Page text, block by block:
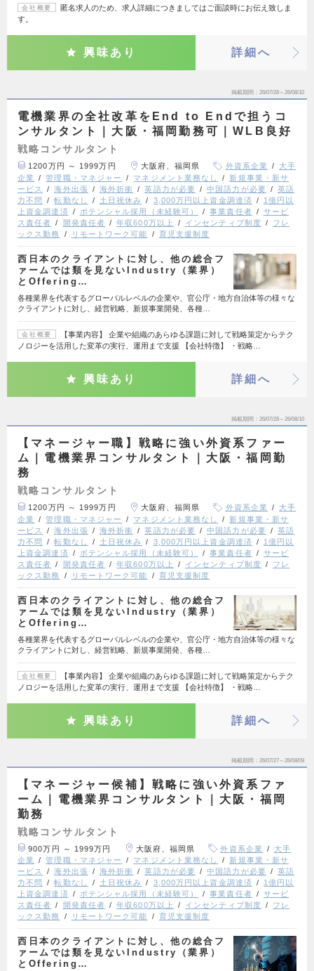
会社概要
匿名求人のため、求人詳細につきましてはご面談時にお伝え致しま
す。
興味あり 詳細へ
掲載期間 26/07/28～26/08/10
電機業界の全社改革をEnd to Endで担うコ
ンサルタント｜大阪・福岡勤務可｜WLB良好
戦略コンサルタント
1200万円 ～ 1999万円 大阪府、福岡県 外資系企業
大手
企業
管理職・マネジャー マネジメント業務なし
新規事業・新サ
ービス
海外出張 海外折衝 英語力が必要 中国語力が必要
英語
力不問
転勤なし 土日祝休み 3,000万円以上資金調達済
1億円以
上資金調達済
ポテンシャル採用（未経験可） 事業責任者
サービ
ス責任者
開発責任者 年収600万以上 インセンティブ制度
フレ
ックス勤務
リモートワーク可能 育児支援制度
西日本のクライアントに対し、他の総合フ
ァームでは類を見ないIndustry（業界）
とOffering…
各種業界を代表するグローバルレベルの企業や、官公庁・地方自治体等の様々な
クライアントに対し、経営戦略、新規事業開発、各種…
会社概要
【事業内容】 企業や組織のあらゆる課題に対して戦略策定からテク
ノロジーを活用した変革の実行、運用まで支援 【会社特徴】 ・戦略…
興味あり 詳細へ
掲載期間 26/07/28～26/08/10
【マネージャー職】戦略に強い外資系ファー
ム｜電機業界コンサルタント｜大阪・福岡勤
務
戦略コンサルタント
1200万円 ～ 1999万円 大阪府、福岡県 外資系企業
大手
企業
管理職・マネジャー マネジメント業務なし
新規事業・新サ
ービス
海外出張 海外折衝 英語力が必要 中国語力が必要
英語
力不問
転勤なし 土日祝休み 3,000万円以上資金調達済
1億円以
上資金調達済
ポテンシャル採用（未経験可） 事業責任者
サービ
ス責任者
開発責任者 年収600万以上 インセンティブ制度
フレ
ックス勤務
リモートワーク可能 育児支援制度
西日本のクライアントに対し、他の総合フ
ァームでは類を見ないIndustry（業界）
とOffering…
各種業界を代表するグローバルレベルの企業や、官公庁・地方自治体等の様々な
クライアントに対し、経営戦略、新規事業開発、各種…
会社概要
【事業内容】 企業や組織のあらゆる課題に対して戦略策定からテク
ノロジーを活用した変革の実行、運用まで支援 【会社特徴】 ・戦略…
興味あり 詳細へ
掲載期間 26/07/27～26/08/09
【マネージャー候補】戦略に強い外資系ファ
ーム｜電機業界コンサルタント｜大阪・福岡
勤務
戦略コンサルタント
900万円 ～ 1999万円 大阪府、福岡県 外資系企業
大手
企業
管理職・マネジャー マネジメント業務なし
新規事業・新サ
ービス
海外出張 海外折衝 英語力が必要 中国語力が必要
英語
力不問
転勤なし 土日祝休み 3,000万円以上資金調達済
1億円以
上資金調達済
ポテンシャル採用（未経験可） 事業責任者
サービ
ス責任者
開発責任者 年収600万以上 インセンティブ制度
フレ
ックス勤務
リモートワーク可能 育児支援制度
西日本のクライアントに対し、他の総合フ
ァームでは類を見ないIndustry（業界）
とOffering…